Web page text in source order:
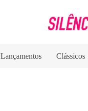
Lançamentos Clássicos